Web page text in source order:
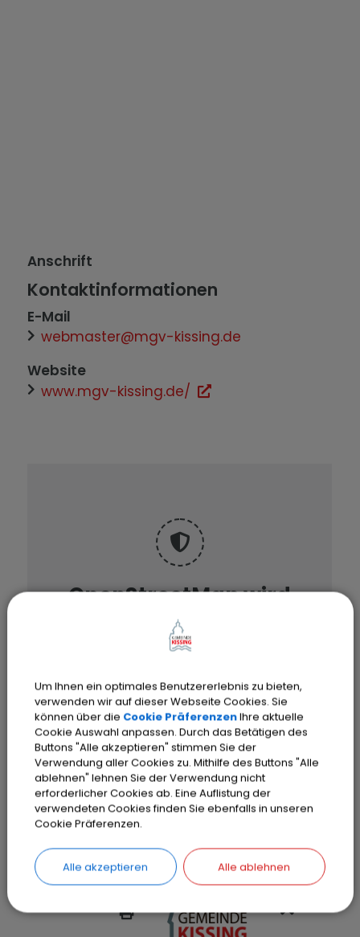
Anschrift
Kontaktinformationen
E-Mail
webmaster@mgv-kissing.de
Website
www.mgv-kissing.de/
OpenStreetMap wird
derzeit nicht angezeigt
in Ihren Cookie Einstellungen.
Cookies Anpassen
SEITE DRUCKEN
Um Ihnen ein optimales Benutzererlebnis zu bieten,
verwenden wir auf dieser Webseite Cookies. Sie
können über die Cookie PräferenzenIhre aktuelle
Cookie Auswahl anpassen. Durch das Betätigen des
Buttons "Alle akzeptieren" stimmen Sie der
Verwendung aller Cookies zu. Mithilfe des Buttons "Alle
ablehnen" lehnen Sie der Verwendung nicht
erforderlicher Cookies ab. Eine Auflistung der
verwendeten Cookies finden Sie ebenfalls in unseren
Cookie Präferenzen.
Alle akzeptieren Alle ablehnen